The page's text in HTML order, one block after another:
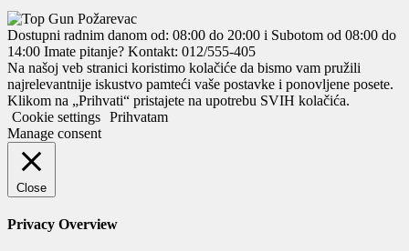
Dostupni radnim danom od: 08:00 do 20:00 i Subotom od 08:00 do
14:00 Imate pitanje? Kontakt: 012/555-405
Na našoj veb stranici koristimo kolačiće da bismo vam pružili
najrelevantnije iskustvo pamteći vaše postavke i ponovljene posete.
Klikom na „Prihvati“ pristajete na upotrebu SVIH kolačića.
Cookie settings Prihvatam
Manage consent
Close
Privacy Overview